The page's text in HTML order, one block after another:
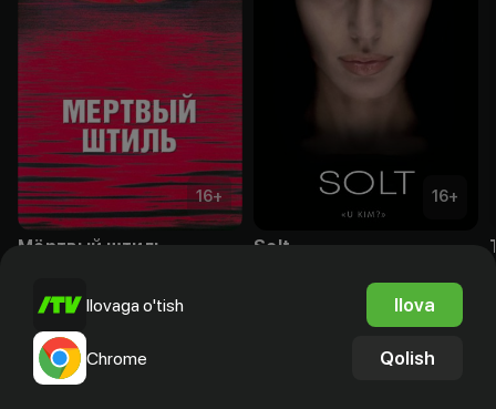
16+
Мёртвый штиль
16+
Solt
Ilovaga o'tish Ilova
Chrome Qolish